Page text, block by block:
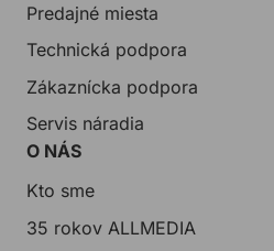
Predajné miesta
Technická podpora
Zákaznícka podpora
Servis náradia
O NÁS
Kto sme
35 rokov ALLMEDIA